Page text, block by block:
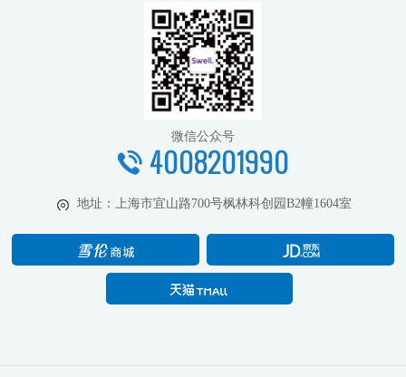
微信公众号
4008201990
地址： 上海市宜山路700号枫林科创园B2幢1604室